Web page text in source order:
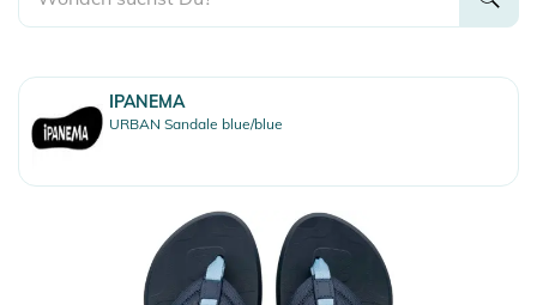
IPANEMA
URBAN Sandale blue/blue